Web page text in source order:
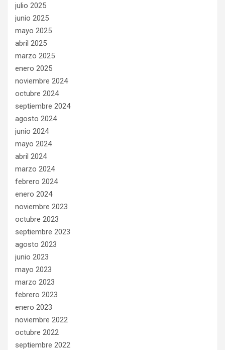
julio 2025
junio 2025
mayo 2025
abril 2025
marzo 2025
enero 2025
noviembre 2024
octubre 2024
septiembre 2024
agosto 2024
junio 2024
mayo 2024
abril 2024
marzo 2024
febrero 2024
enero 2024
noviembre 2023
octubre 2023
septiembre 2023
agosto 2023
junio 2023
mayo 2023
marzo 2023
febrero 2023
enero 2023
noviembre 2022
octubre 2022
septiembre 2022